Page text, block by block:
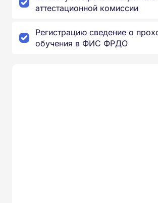
аттестационной комиссии
Регистрацию сведение о
обучения в ФИС ФРДО